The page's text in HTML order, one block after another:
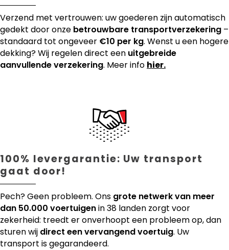
Verzend met vertrouwen: uw goederen zijn automatisch
gedekt door onze betrouwbare transportverzekering –
standaard tot ongeveer €10 per kg. Wenst u een hogere
dekking? Wij regelen direct een uitgebreide
aanvullende verzekering. Meer info hier.
100% levergarantie: Uw transport
gaat door!
Pech? Geen probleem. Ons grote netwerk van meer
dan 50.000 voertuigenin 38 landen zorgt voor
zekerheid: treedt er onverhoopt een probleem op, dan
sturen wij direct een vervangend voertuig. Uw
transport is gegarandeerd.